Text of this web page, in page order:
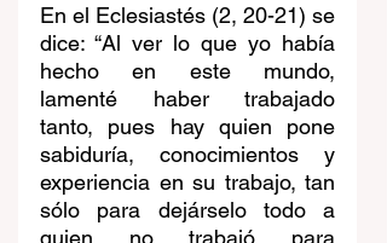
En el Eclesiastés (2, 20-21) se
dice: “Al ver lo que yo había
hecho en este mundo,
lamenté haber trabajado
tanto, pues hay quien pone
sabiduría, conocimientos y
experiencia en su trabajo, tan
sólo para dejárselo todo a
quien no trabajó para